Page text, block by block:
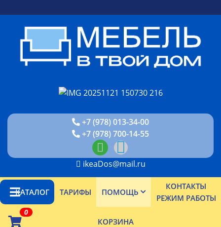
+7 (978) 013-34-00
+7 (978) 700-14-55
ikeaDos@mail.ru
КАТАЛОГ ТАРИФЫ ПОМОЩЬ
КОНТАКТЫ
РЕЖИМ РАБОТЫ
КОРЗИНА
0